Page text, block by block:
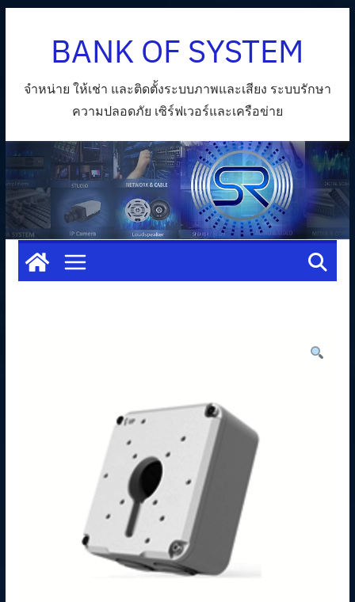
BANK OF SYSTEM
จำหน่าย ให้เช่า และติดตั้งระบบภาพและเสียง ระบบรักษา
ความปลอดภัย เซิร์ฟเวอร์และเครือข่าย